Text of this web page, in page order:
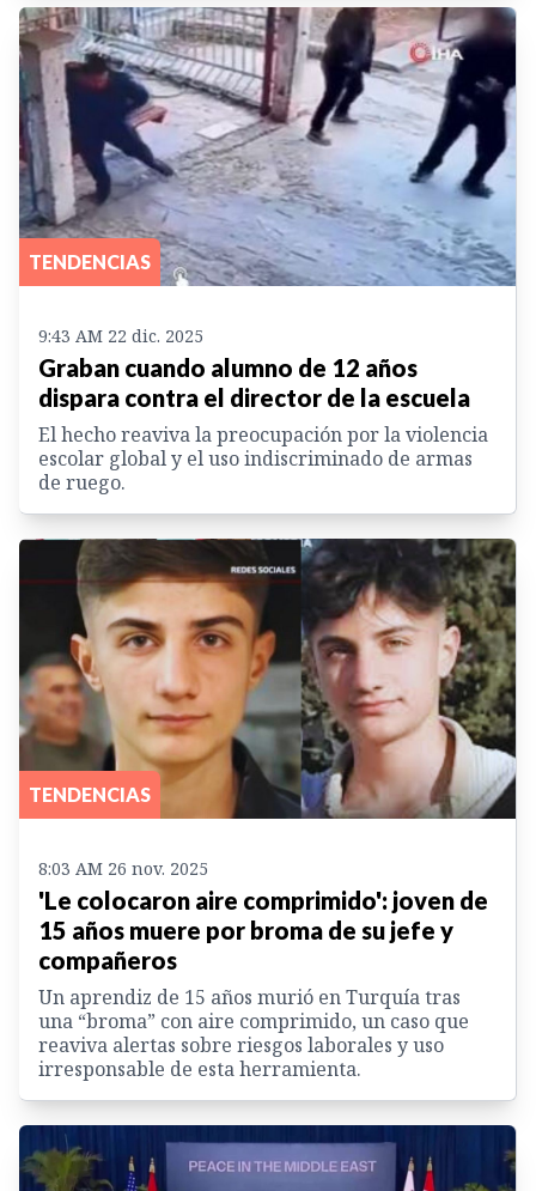
TENDENCIAS
9:43 AM 22 dic. 2025
Graban cuando alumno de 12 años
dispara contra el director de la escuela
El hecho reaviva la preocupación por la violencia
escolar global y el uso indiscriminado de armas
de ruego.
TENDENCIAS
8:03 AM 26 nov. 2025
'Le colocaron aire comprimido': joven de
15 años muere por broma de su jefe y
compañeros
Un aprendiz de 15 años murió en Turquía tras
una “broma” con aire comprimido, un caso que
reaviva alertas sobre riesgos laborales y uso
irresponsable de esta herramienta.